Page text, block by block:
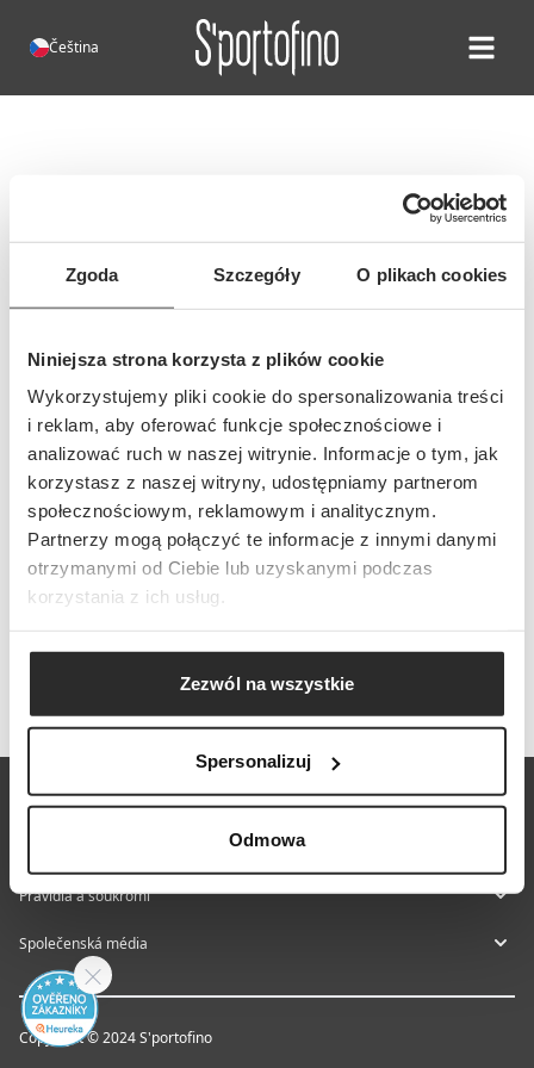
Zgoda Szczegóły O plikach cookies
Niniejsza strona korzysta z plików cookie
Wykorzystujemy pliki cookie do spersonalizowania treści
i reklam, aby oferować funkcje społecznościowe i
analizować ruch w naszej witrynie. Informacje o tym, jak
korzystasz z naszej witryny, udostępniamy partnerom
społecznościowym, reklamowym i analitycznym.
Partnerzy mogą połączyć te informacje z innymi danymi
otrzymanymi od Ciebie lub uzyskanymi podczas
korzystania z ich usług.
Zezwól na wszystkie
Spersonalizuj
Odmowa
Čeština Open
Bohužel, taková stránka neexistuje
Je možné, že se adresa této stránky
změnila, nebo jste zadali
E-shop S'portofino
Pravidla a soukromí
Společenská média
Copyright © 2024 S'portofino